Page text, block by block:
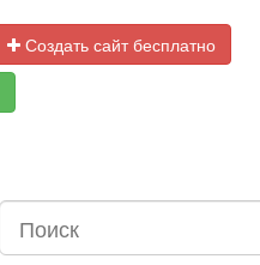
Создать сайт бесплатно